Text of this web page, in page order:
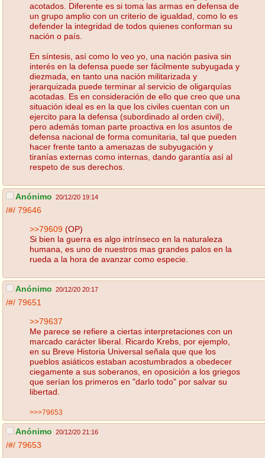
acotados. Diferente es si toma las armas en defensa de
un grupo amplio con un criterio de igualdad, como lo es
defender la integridad de todos quienes conforman su
nación o país.
En síntesis, así como lo veo yo, una nación pasiva sin
interés en la defensa puede ser fácilmente subyugada y
diezmada, en tanto una nación militarizada y
jerarquizada puede terminar al servicio de oligarquías
acotadas. Es en consideración de ello que creo que una
situación ideal es en la que los civiles cuentan con un
ejercito para la defensa (subordinado al orden civil),
pero además toman parte proactiva en los asuntos de
defensa nacional de forma comunitaria, tal que pueden
hacer frente tanto a amenazas de subyugación y
tiranías externas como internas, dando garantía así al
respeto de sus derechos.
Anónimo 20/12/20 19:14
/#/ 79646
>>79609 (OP)
Si bien la guerra es algo intrínseco en la naturaleza
humana, es uno de nuestros mas grandes palos en la
rueda a la hora de avanzar como especie.
Anónimo 20/12/20 20:17
/#/ 79651
>>79637
Me parece se refiere a ciertas interpretaciones con un
marcado carácter liberal. Ricardo Krebs, por ejemplo,
en su Breve Historia Universal señala que que los
pueblos asiáticos estaban acostumbrados a obedecer
ciegamente a sus soberanos, en oposición a los griegos
que serían los primeros en "darlo todo" por salvar su
libertad.
>>>79653
Anónimo 20/12/20 21:16
/#/ 79653